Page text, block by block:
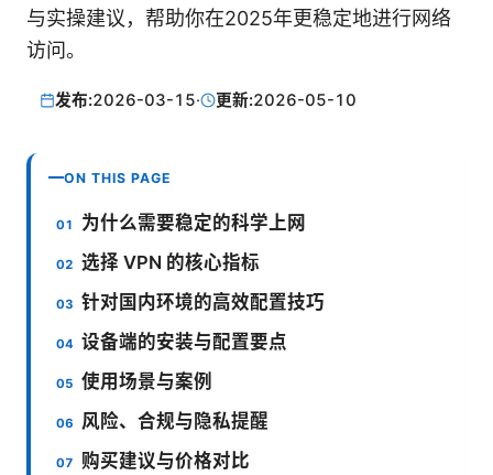
与实操建议，帮助你在2025年更稳定地进行网络
访问。
发布:2026-03-15· 更新:2026-05-10
ON THIS PAGE
为什么需要稳定的科学上网
选择 VPN 的核心指标
针对国内环境的高效配置技巧
设备端的安装与配置要点
使用场景与案例
风险、合规与隐私提醒
购买建议与价格对比